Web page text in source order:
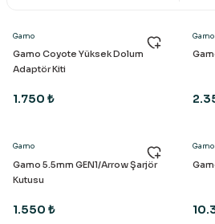
Gamo
Gamo Coyote Yüksek Dolum
Adaptör Kiti
1.750 ₺
Gamo
Gamo
Gamo 5.5mm GEN1/Arrow Şarjör
Kutusu
1.550 ₺
Gamo